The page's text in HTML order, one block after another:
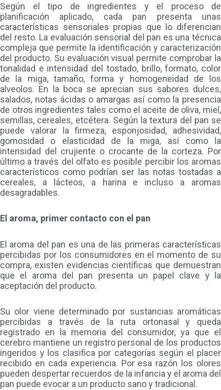
Según el tipo de ingredientes y el proceso de
planificación aplicado, cada pan presenta unas
características sensoriales propias que lo diferencian
del resto. La evaluación sensorial del pan es una técnica
compleja que permite la identificación y caracterización
del producto. Su evaluación visual permite comprobar la
tonalidad e intensidad del tostado, brillo, formato, color
de la miga, tamaño, forma y homogeneidad de los
alveolos. En la boca se aprecian sus sabores dulces,
salados, notas ácidas o amargas así como la presencia
de otros ingredientes tales como el aceite de oliva, miel,
semillas, cereales, etcétera. Según la textura del pan se
puede valorar la firmeza, esponjosidad, adhesividad,
gomosidad o elasticidad de la miga, así como la
intensidad del crujiente o crocante de la corteza. Por
último a través del olfato es posible percibir los aromas
característicos como podrían ser las notas tostadas a
cereales, a lácteos, a harina e incluso a aromas
desagradables.
El aroma, primer contacto con el pan
El aroma del pan es una de las primeras características
percibidas por los consumidores en el momento de su
compra, existen evidencias científicas que demuestran
que el aroma del pan presenta un papel clave y la
aceptación del producto.
Su olor viene determinado por sustancias aromáticas
percibidas a través de la ruta ortonasal y queda
registrado en la memoria del consumidor, ya que el
cerebro mantiene un registro personal de los productos
ingeridos y los clasifica por categorías según el placer
recibido en cada experiencia. Por esa razón los olores
pueden despertar recuerdos de la infancia y el aroma del
pan puede evocar a un producto sano y tradicional.